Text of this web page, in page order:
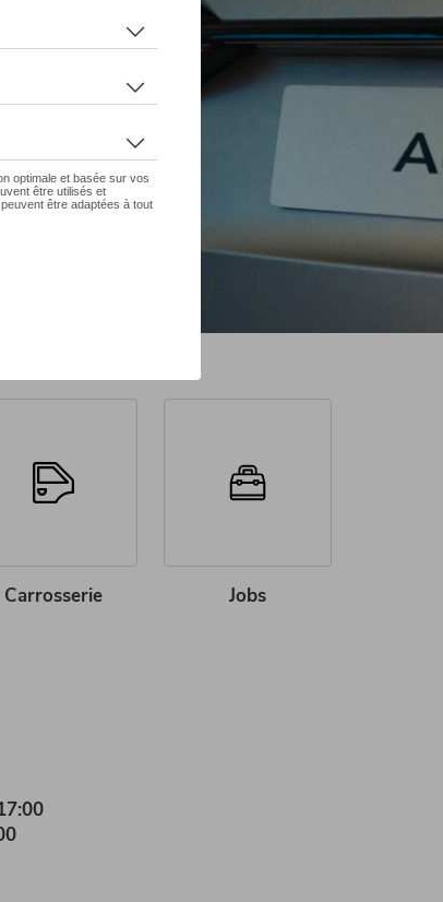
Carrosserie Jobs